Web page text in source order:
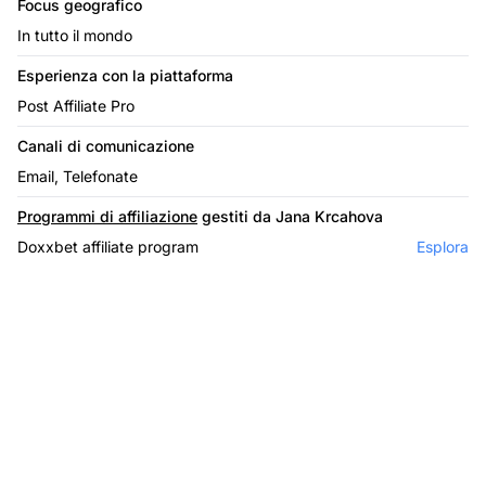
Focus geografico
In tutto il mondo
Esperienza con la piattaforma
Post Affiliate Pro
Canali di comunicazione
Email, Telefonate
Programmi di affiliazione gestiti da Jana Krcahova
Doxxbet affiliate program
Esplora